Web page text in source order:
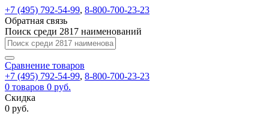
+7 (495) 792-54-99, 8-800-700-23-23
Обратная связь
Поиск среди 2817 наименований
Сравнение товаров
+7 (495) 792-54-99, 8-800-700-23-23
0 товаров 0 руб.
Скидка
0 руб.